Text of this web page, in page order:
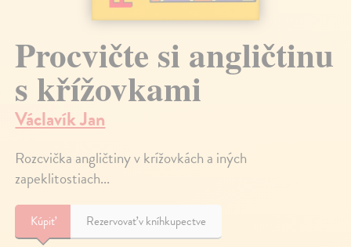
Procvičte si angličtinu
s křížovkami
Václavík Jan
Rozcvička angličtiny v krížovkách a iných
zapeklitostiach...
Kúpiť Rezervovať v kníhkupectve